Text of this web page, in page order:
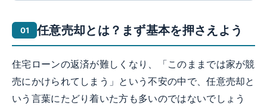
任意売却とは？まず基本を押さえよう
住宅ローンの返済が難しくなり、「このままでは家が競
売にかけられてしまう」という不安の中で、任意売却と
いう言葉にたどり着いた方も多いのではないでしょう